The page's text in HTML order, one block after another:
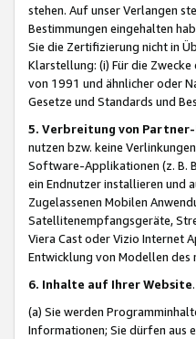
stehen. Auf unser Verlangen
Bestimmungen eingehalten
Sie die Zertifizierung nicht in
Klarstellung: (i) Für die
von 1991 und ähnlicher oder
Gesetze und Standards und
5. Verbreitung von
nutzen bzw. keine
Software-Applikationen (z. B.
ein Endnutzer installieren und
Zugelassenen Mobilen
Satellitenempfangsgeräte,
Viera Cast oder Vizio Internet
Entwicklung von Modellen
6. Inhalte auf Ihrer Website
(a) Sie werden
Informationen; Sie dürfen aus